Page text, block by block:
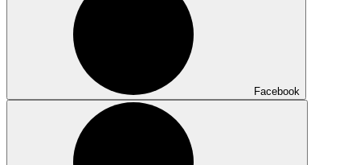
Facebook